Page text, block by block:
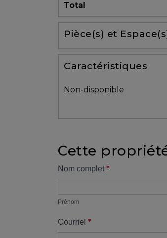
VENDRE
Total
Pièce(s) et
Caractéristiques
Non-disponible
Cette
Formulaire
Nom complet *
Prénom
Courriel *